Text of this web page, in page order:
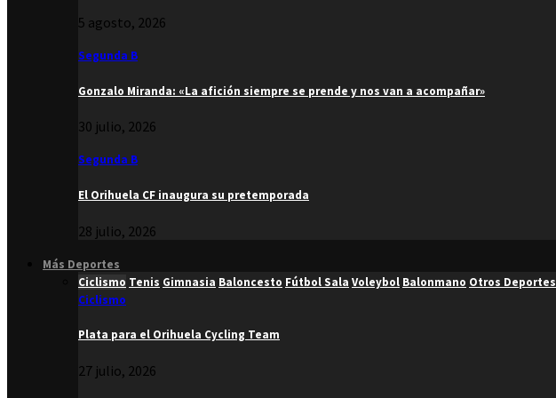
5 agosto, 2026
Segunda B
Gonzalo Miranda: «La afición siempre se prende y nos van a acompañar»
30 julio, 2026
Segunda B
El Orihuela CF inaugura su pretemporada
28 julio, 2026
Más Deportes
Ciclismo Tenis Gimnasia Baloncesto Fútbol Sala Voleybol Balonmano Otros Deportes
Ciclismo
Plata para el Orihuela Cycling Team
27 julio, 2026